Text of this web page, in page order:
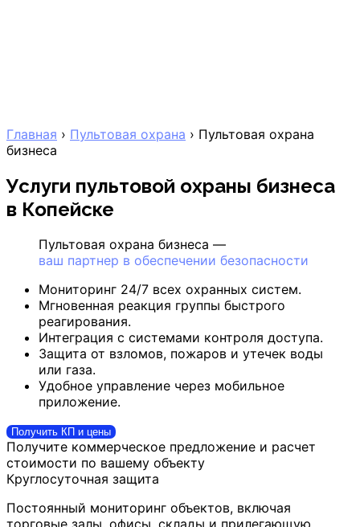
Главная › Пультовая охрана › Пультовая охрана
бизнеса
Услуги пультовой охраны бизнеса
в Копейске
Пультовая охрана бизнеса —
ваш партнер в обеспечении безопасности
Мониторинг 24/7 всех охранных систем.
Мгновенная реакция группы быстрого
реагирования.
Интеграция с системами контроля доступа.
Защита от взломов, пожаров и утечек воды
или газа.
Удобное управление через мобильное
приложение.
Получить КП и цены
Получите коммерческое предложение и расчет
стоимости по вашему объекту
Круглосуточная защита
Постоянный мониторинг объектов, включая